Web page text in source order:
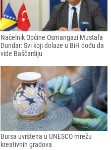
Načelnik Općine Osmangazi Mustafa
Dundar: Svi koji dolaze u BiH dođu da
vide Baščaršiju
Bursa uvrštena u UNESCO mrežu
kreativnih gradova